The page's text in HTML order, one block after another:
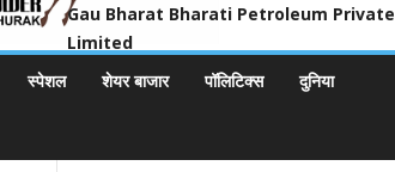
Gau Bharat Bharati Petroleum Private
Limited
स्पेशल शेयर बाजार पॉलिटिक्स दुनिया